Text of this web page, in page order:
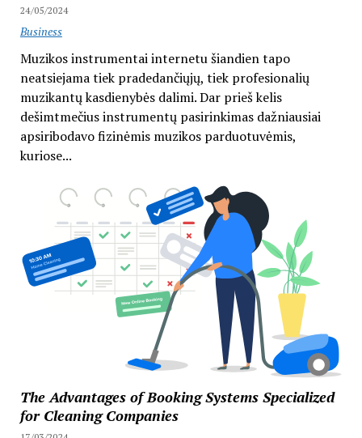
24/05/2024
Business
Muzikos instrumentai internetu šiandien tapo
neatsiejama tiek pradedančiųjų, tiek profesionalių
muzikantų kasdienybės dalimi. Dar prieš kelis
dešimtmečius instrumentų pasirinkimas dažniausiai
apsiribodavo fizinėmis muzikos parduotuvėmis,
kuriose...
The Advantages of Booking Systems Specialized
for Cleaning Companies